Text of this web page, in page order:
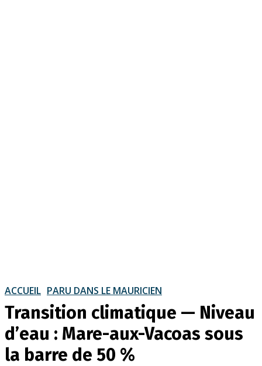
ACCUEIL PARU DANS LE MAURICIEN
Transition climatique — Niveau
d’eau : Mare-aux-Vacoas sous
la barre de 50 %